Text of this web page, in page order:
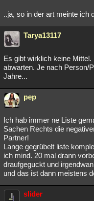
..ja, so in der art meinte ich
Tarya13117
Es gibt wirklich keine
abwarten. Je nach Person/
Jahre...
pep
Ich hab immer ne Liste
Sachen Rechts die
Partner!
Lange gegrübelt liste
ich mind. 20 mal drann
draufgeguckt und
und das ist dann meistens
slider